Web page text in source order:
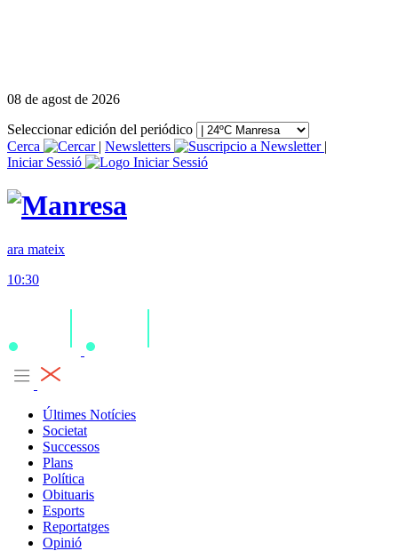
08 de agost de 2026
Seleccionar edición del periódico
Cerca
| Newsletters
|
Iniciar Sessió
ara mateix
10:30
Últimes Notícies
Societat
Successos
Plans
Política
Obituaris
Esports
Reportatges
Opinió